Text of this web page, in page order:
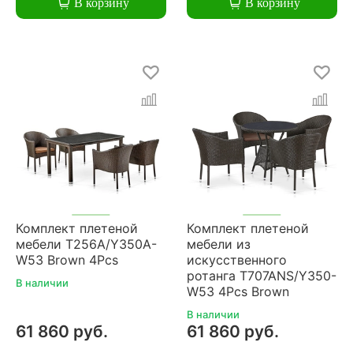
Комплект плетеной
мебели T256A/Y350A-
W53 Brown 4Pcs
В наличии
61 860 руб.
Комплект плетеной
мебели из
искусственного
ротанга T707ANS/Y350-
W53 4Pcs Brown
В наличии
61 860 руб.